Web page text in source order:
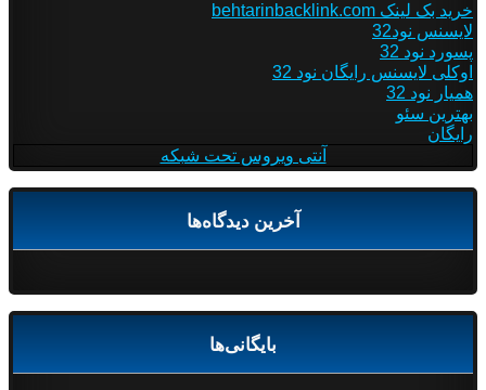
خرید بک لینک behtarinbacklink.com
لایسنس نود32
پسورد نود 32
اوکلی لایسنس رایگان نود 32
همیار نود 32
بهترین سئو
رایگان
آنتی ویروس تحت شبکه
آخرین دیدگاه‌ها
بایگانی‌ها